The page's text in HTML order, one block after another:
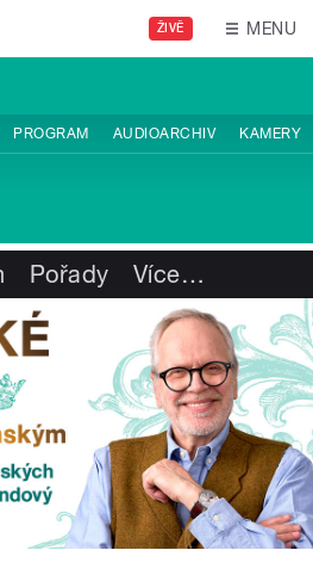
ŽIVĚ MENU
PROGRAM AUDIOARCHIV KAMERY
Pořady Více…